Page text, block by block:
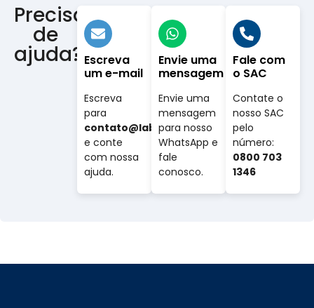
Precisa
de
ajuda? Escreva
um e-mail
Escreva
para
contato@labovet.com.br
e conte
com nossa
ajuda.
Envie uma
mensagem
Envie uma
mensagem
para nosso
WhatsApp e
fale
conosco.
Fale com
o SAC
Contate o
nosso SAC
pelo
número:
0800 703
1346